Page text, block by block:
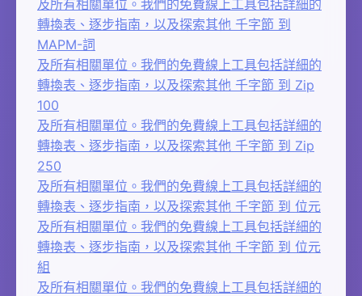
及所有相關單位。我們的免費線上工具包括詳細的
轉換表、逐步指南，以及探索其他 千字節 到
MAPM-詞
及所有相關單位。我們的免費線上工具包括詳細的
轉換表、逐步指南，以及探索其他 千字節 到 Zip
100
及所有相關單位。我們的免費線上工具包括詳細的
轉換表、逐步指南，以及探索其他 千字節 到 Zip
250
及所有相關單位。我們的免費線上工具包括詳細的
轉換表、逐步指南，以及探索其他 千字節 到 位元
及所有相關單位。我們的免費線上工具包括詳細的
轉換表、逐步指南，以及探索其他 千字節 到 位元
組
及所有相關單位。我們的免費線上工具包括詳細的